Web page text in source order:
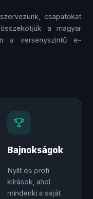
csapatokat
a magyar
a versenyszintű e-
Bajnokságok
Nyílt és profi
kiírások, ahol
mindenki a saját